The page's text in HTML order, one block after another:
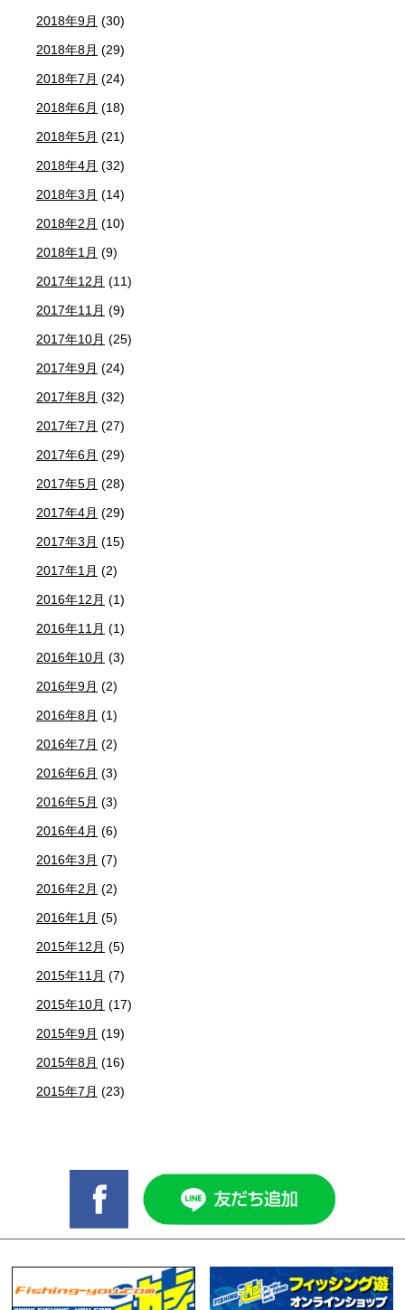
2018年9月 (30)
2018年8月 (29)
2018年7月 (24)
2018年6月 (18)
2018年5月 (21)
2018年4月 (32)
2018年3月 (14)
2018年2月 (10)
2018年1月 (9)
2017年12月 (11)
2017年11月 (9)
2017年10月 (25)
2017年9月 (24)
2017年8月 (32)
2017年7月 (27)
2017年6月 (29)
2017年5月 (28)
2017年4月 (29)
2017年3月 (15)
2017年1月 (2)
2016年12月 (1)
2016年11月 (1)
2016年10月 (3)
2016年9月 (2)
2016年8月 (1)
2016年7月 (2)
2016年6月 (3)
2016年5月 (3)
2016年4月 (6)
2016年3月 (7)
2016年2月 (2)
2016年1月 (5)
2015年12月 (5)
2015年11月 (7)
2015年10月 (17)
2015年9月 (19)
2015年8月 (16)
2015年7月 (23)